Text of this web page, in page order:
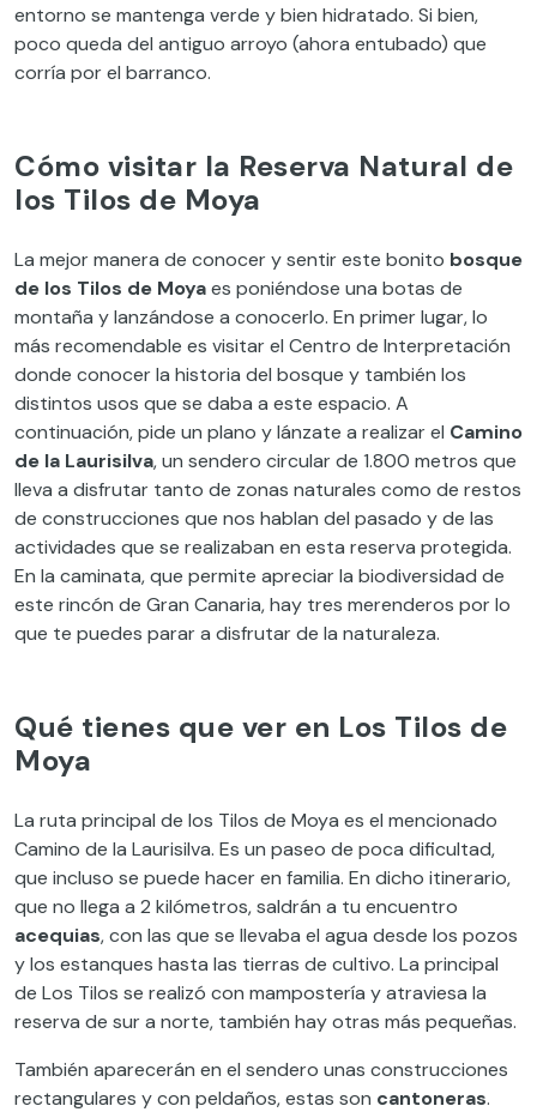
entorno se mantenga verde y bien hidratado. Si bien,
poco queda del antiguo arroyo (ahora entubado) que
corría por el barranco.
Cómo visitar la Reserva Natural de
los Tilos de Moya
La mejor manera de conocer y sentir este bonito bosque
de los Tilos de Moyaes poniéndose una botas de
montaña y lanzándose a conocerlo. En primer lugar, lo
más recomendable es visitar el Centro de Interpretación
donde conocer la historia del bosque y también los
distintos usos que se daba a este espacio. A
continuación, pide un plano y lánzate a realizar el Camino
de la Laurisilva, un sendero circular de 1.800 metros que
lleva a disfrutar tanto de zonas naturales como de restos
de construcciones que nos hablan del pasado y de las
actividades que se realizaban en esta reserva protegida.
En la caminata, que permite apreciar la biodiversidad de
este rincón de Gran Canaria, hay tres merenderos por lo
que te puedes parar a disfrutar de la naturaleza.
Qué tienes que ver en Los Tilos de
Moya
La ruta principal de los Tilos de Moya es el mencionado
Camino de la Laurisilva. Es un paseo de poca dificultad,
que incluso se puede hacer en familia. En dicho itinerario,
que no llega a 2 kilómetros, saldrán a tu encuentro
acequias, con las que se llevaba el agua desde los pozos
y los estanques hasta las tierras de cultivo. La principal
de Los Tilos se realizó con mampostería y atraviesa la
reserva de sur a norte, también hay otras más pequeñas.
También aparecerán en el sendero unas construcciones
rectangulares y con peldaños, estas son cantoneras.